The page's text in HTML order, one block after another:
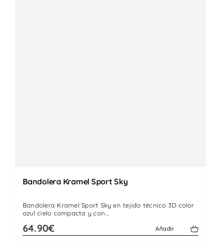
Bandolera Kramel Sport Sky
Bandolera Kramel Sport Sky en tejido técnico 3D color
azul cielo compacta y con...
64.90€ Añadir